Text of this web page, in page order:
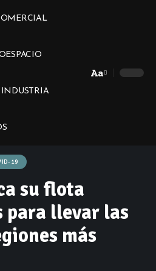
INDUSTRIA
Font
Aa
19
su flota
para llevar las
más